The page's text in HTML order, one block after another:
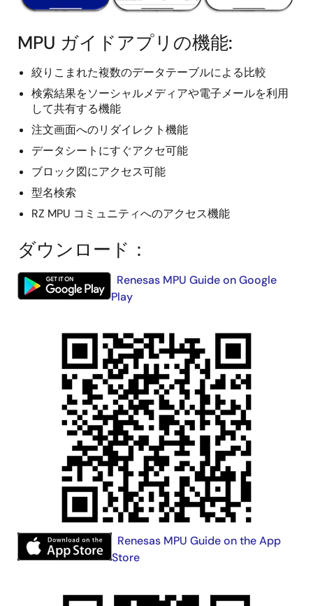
MPU ガイドアプリの機能:
絞りこまれた複数のデータテーブルによる比較
検索結果をソーシャルメディアや電子メールを利用
して共有する機能
注文画面へのリダイレクト機能
データシートにすぐアクセ可能
ブロック図にアクセス可能
型名検索
RZ MPU コミュニティへのアクセス機能
ダウンロード：
画
像
Renesas MPU Guide on Google
Play
画
像
Renesas MPU Guide on the App
Store